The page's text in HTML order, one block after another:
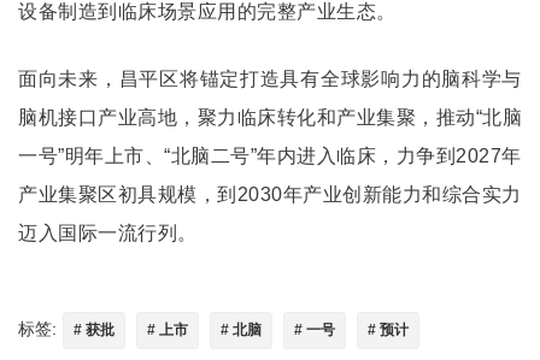
设备制造到临床场景应用的完整产业生态。
面向未来，昌平区将锚定打造具有全球影响力的脑科学与
脑机接口产业高地，聚力临床转化和产业集聚，推动“北脑
一号”明年上市、“北脑二号”年内进入临床，力争到2027年
产业集聚区初具规模，到2030年产业创新能力和综合实力
迈入国际一流行列。
标签: # 获批 # 上市 # 北脑 # 一号 # 预计